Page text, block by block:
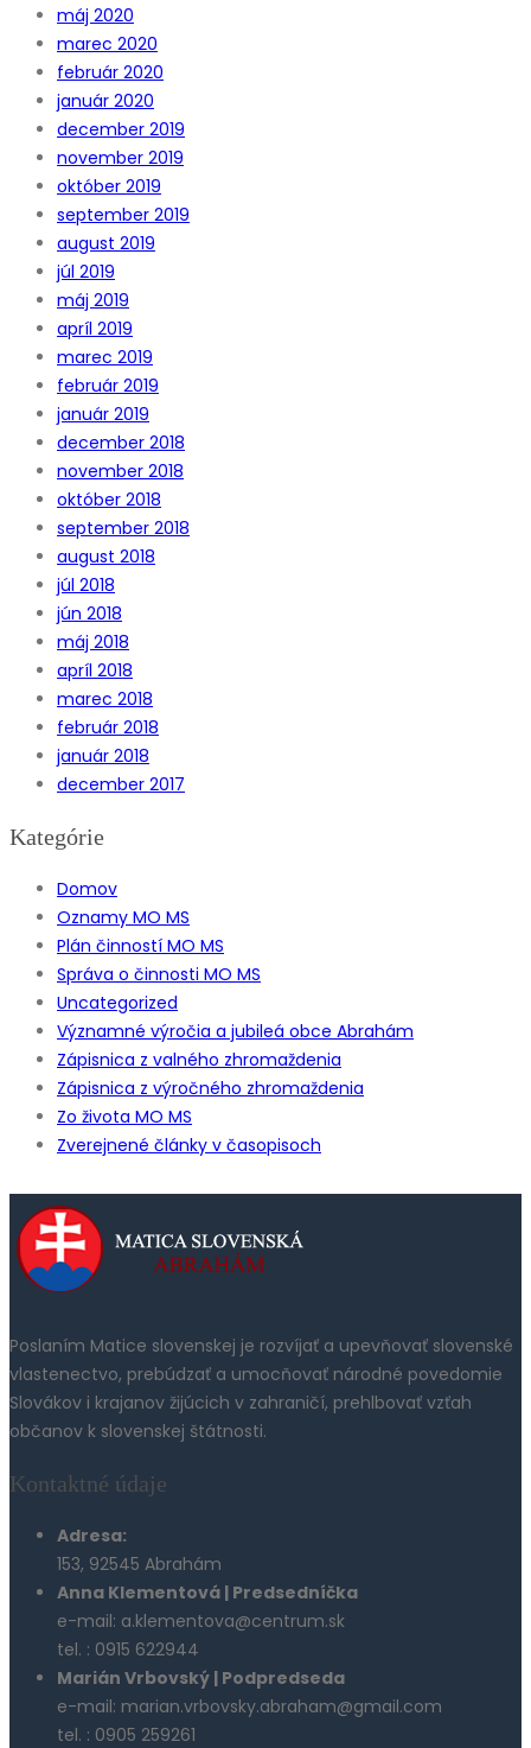
máj 2020
marec 2020
február 2020
január 2020
december 2019
november 2019
október 2019
september 2019
august 2019
júl 2019
máj 2019
apríl 2019
marec 2019
február 2019
január 2019
december 2018
november 2018
október 2018
september 2018
august 2018
júl 2018
jún 2018
máj 2018
apríl 2018
marec 2018
február 2018
január 2018
december 2017
Kategórie
Domov
Oznamy MO MS
Plán činností MO MS
Správa o činnosti MO MS
Uncategorized
Významné výročia a jubileá obce Abrahám
Zápisnica z valného zhromaždenia
Zápisnica z výročného zhromaždenia
Zo života MO MS
Zverejnené články v časopisoch
Poslaním Matice slovenskej je rozvíjať a upevňovať slovenské
vlastenectvo, prebúdzať a umocňovať národné povedomie
Slovákov i krajanov žijúcich v zahraničí, prehlbovať vzťah
občanov k slovenskej štátnosti.
Kontaktné údaje
Adresa:
153, 92545 Abrahám
Anna Klementová | Predsedníčka
e-mail: a.klementova@centrum.sk
tel. : 0915 622944
Marián Vrbovský | Podpredseda
e-mail: marian.vrbovsky.abraham@gmail.com
tel. : 0905 259261